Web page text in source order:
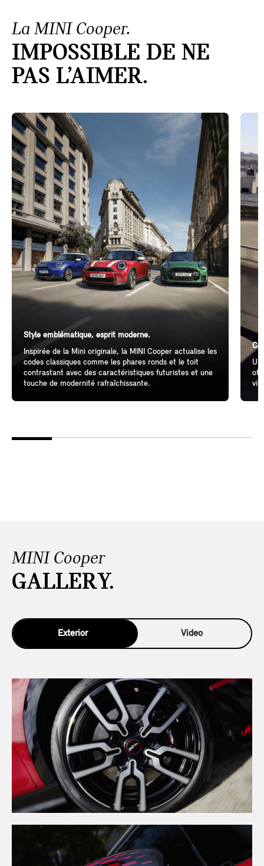
La MINI Cooper.
IMPOSSIBLE DE NE
PAS L’AIMER.
Style emblématique, esprit moderne.
Inspirée de la Mini originale, la MINI Cooper actualise les
codes classiques comme les phares ronds et le toit
contrastant avec des caractéristiques futuristes et une
touche de modernité rafraîchissante.
MINI Cooper
GALLERY.
Exterior Video